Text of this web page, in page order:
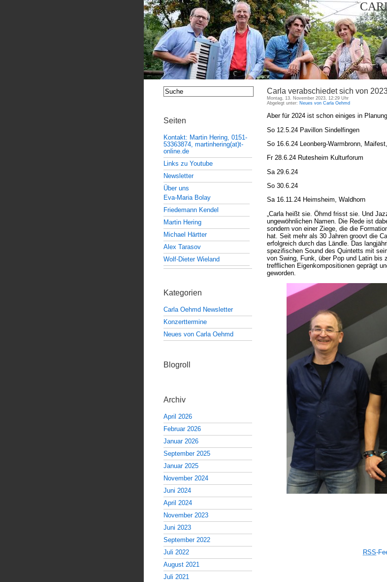
Seiten
Kontakt: Martin Hering, 0151-
53363874, martinhering(at)t-
online.de
Links zu Youtube
Newsletter
Über uns
Eva-Maria Bolay
Friedemann Kendel
Martin Hering
Michael Härtter
Alex Tarasov
Wolf-Dieter Wieland
Kategorien
Carla Oehmd Newsletter
Konzerttermine
Neues von Carla Oehmd
Blogroll
Archiv
April 2026
Februar 2026
Januar 2026
September 2025
Januar 2025
November 2024
Juni 2024
April 2024
November 2023
Juni 2023
September 2022
Juli 2022
August 2021
Juli 2021
Carla verabschiedet sich von
Montag, 13. November 2023, 12:29 Uhr
Abgelegt unter: Neues von Carla Oehmd
Aber für 2024 ist schon einiges in
So 12.5.24 Pavillon Sindelfingen
So 16.6.24 Leonberg-Warmbronn,
Fr 28.6.24 Rutesheim Kulturforum
Sa 29.6.24
So 30.6.24
Sa 16.11.24 Heimsheim, Waldhorn
„Carla heißt sie. Öhmd frisst sie. Und
ungewöhnlichen Namen. Die Rede ist
sondern von einer Ziege, die die
hat. Seit mehr als 30 Jahren groovt die
erfolgreich durch das Ländle. Das
spezifischen Sound des Quintetts mit
von Swing, Funk, über Pop und Latin bis
trefflichen Eigenkompositionen geprägt
geworden.
RSS-